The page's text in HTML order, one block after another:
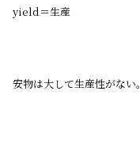
yield＝生産
安物は大して生産性がない。